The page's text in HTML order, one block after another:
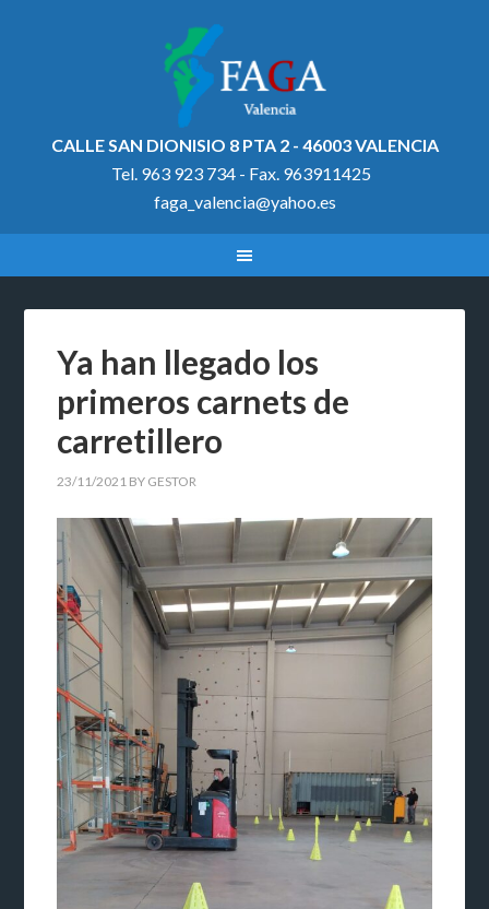
CALLE SAN DIONISIO 8 PTA 2 - 46003 VALENCIA
Tel. 963 923 734 - Fax. 963911425
faga_valencia@yahoo.es
Ya han llegado los
primeros carnets de
carretillero
23/11/2021 BY GESTOR